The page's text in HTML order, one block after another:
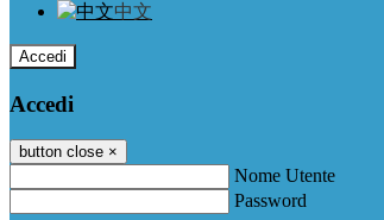
中文
Accedi
Accedi
button close ×
Nome Utente
Password